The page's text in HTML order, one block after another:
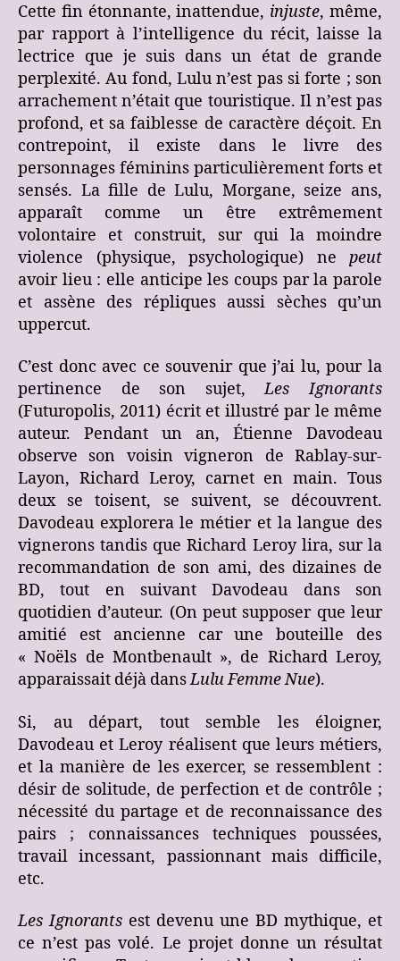
Cette fin étonnante, inattendue, injuste, même,
par rapport à l’intelligence du récit, laisse la
lectrice que je suis dans un état de grande
perplexité. Au fond, Lulu n’est pas si forte ; son
arrachement n’était que touristique. Il n’est pas
profond, et sa faiblesse de caractère déçoit. En
contrepoint, il existe dans le livre des
personnages féminins particulièrement forts et
sensés. La fille de Lulu, Morgane, seize ans,
apparaît comme un être extrêmement
volontaire et construit, sur qui la moindre
violence (physique, psychologique) ne peut
avoir lieu : elle anticipe les coups par la parole
et assène des répliques aussi sèches qu’un
uppercut.
C’est donc avec ce souvenir que j’ai lu, pour la
pertinence de son sujet,Les Ignorants
(Futuropolis, 2011) écrit et illustré par le même
auteur. Pendant un an, Étienne Davodeau
observe son voisin vigneron de Rablay-sur-
Layon, Richard Leroy, carnet en main. Tous
deux se toisent, se suivent, se découvrent.
Davodeau explorera le métier et la langue des
vignerons tandis que Richard Leroy lira, sur la
recommandation de son ami, des dizaines de
BD, tout en suivant Davodeau dans son
quotidien d’auteur. (On peut supposer que leur
amitié est ancienne car une bouteille des
« Noëls de Montbenault », de Richard Leroy,
apparaissait déjà dansLulu Femme Nue).
Si, au départ, tout semble les éloigner,
Davodeau et Leroy réalisent que leurs métiers,
et la manière de les exercer, se ressemblent :
désir de solitude, de perfection et de contrôle ;
nécessité du partage et de reconnaissance des
pairs ; connaissances techniques poussées,
travail incessant, passionnant mais difficile,
etc.
Les Ignorants est devenu une BD mythique, et
ce n’est pas volé. Le projet donne un résultat